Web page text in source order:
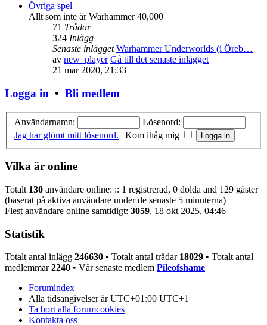
Övriga spel
Allt som inte är Warhammer 40,000
71 Trådar
324 Inlägg
Senaste inlägget Warhammer Underworlds (i Öreb…
av new_player Gå till det senaste inlägget
21 mar 2020, 21:33
Logga in • Bli medlem
Användarnamn:
Lösenord:
Jag har glömt mitt lösenord. | Kom ihåg mig
Vilka är online
Totalt 130 användare online: :: 1 registrerad, 0 dolda and 129 gäster
(baserat på aktiva användare under de senaste 5 minuterna)
Flest användare online samtidigt: 3059, 18 okt 2025, 04:46
Statistik
Totalt antal inlägg 246630 • Totalt antal trådar 18029 • Totalt antal
medlemmar2240 • Vår senaste medlem Pileofshame
Forumindex
Alla tidsangivelser är UTC+01:00 UTC+1
Ta bort alla forumcookies
Kontakta oss